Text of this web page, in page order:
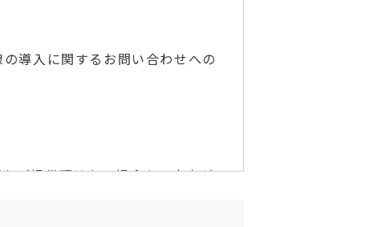
導入に関するお問い合わせへの
ご提供頂けない場合や、内容が